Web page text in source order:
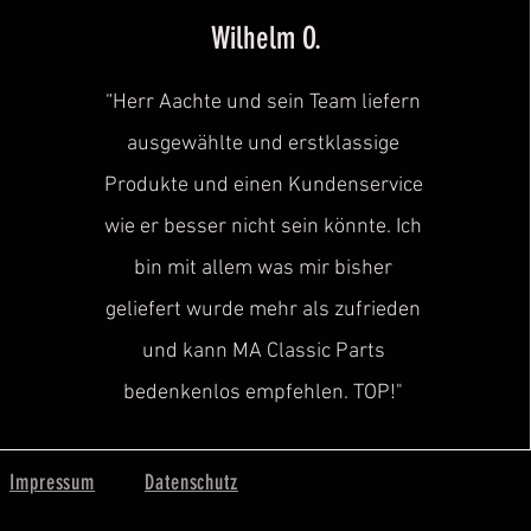
Wilhelm O.
“Herr Aachte und sein Team liefern
ausgewählte und erstklassige
Produkte und einen Kundenservice
wie er besser nicht sein könnte. Ich
bin mit allem was mir bisher
geliefert wurde mehr als zufrieden
und kann MA Classic Parts
bedenkenlos empfehlen. TOP!"
Impressum Datenschutz